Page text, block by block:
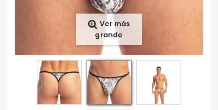
Ver más
grande